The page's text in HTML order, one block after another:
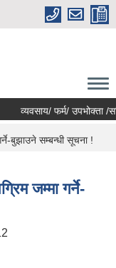
फर्म/ उपभोक्ता /समिति/
बुझाउने सम्बन्धी सूचना !
जम्मा गर्ने-